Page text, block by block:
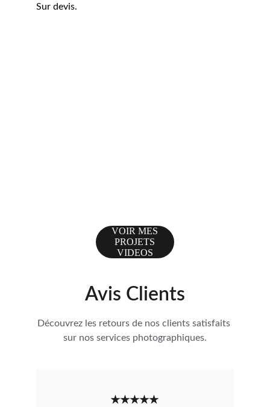
Sur devis.
VOIR MES
PROJETS
VIDEOS
Avis Clients
Découvrez les retours de nos clients satisfaits
sur nos services photographiques.
★★★★★